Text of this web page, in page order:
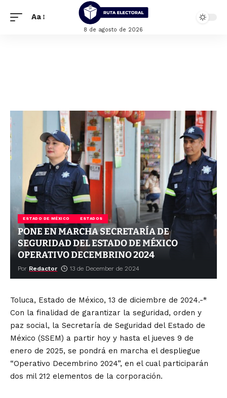
Aa
8 de agosto de 2026
ESTADO DE MÉXICO ESTADOS
PONE EN MARCHA SECRETARÍA DE
SEGURIDAD DEL ESTADO DE MÉXICO
OPERATIVO DECEMBRINO 2024
Por Redactor 13 de December de 2024
Toluca, Estado de México, 13 de diciembre de 2024.-*
Con la finalidad de garantizar la seguridad, orden y
paz social, la Secretaría de Seguridad del Estado de
México (SSEM) a partir hoy y hasta el jueves 9 de
enero de 2025, se pondrá en marcha el despliegue
“Operativo Decembrino 2024”, en el cual participarán
dos mil 212 elementos de la corporación.